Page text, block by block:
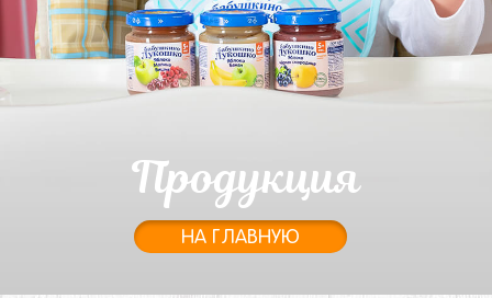
Продукция
НА ГЛАВНУЮ